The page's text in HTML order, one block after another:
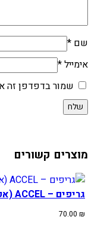
שם *
אימייל*
שמור בדפדפן זה
מוצרים קשורים
גריפים – ACCEL (אפור אדום)
70.00 ₪